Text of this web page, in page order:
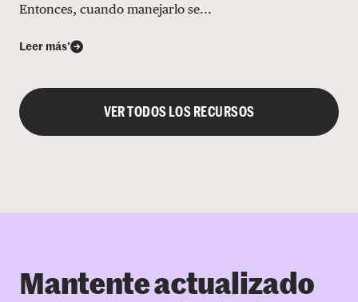
Entonces, cuando manejarlo se...
Leer más’
VER TODOS LOS RECURSOS
Mantente actualizado